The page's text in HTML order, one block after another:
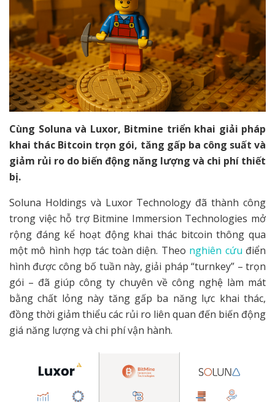
Cùng Soluna và Luxor, Bitmine triển khai giải pháp
khai thác Bitcoin trọn gói, tăng gấp ba công suất và
giảm rủi ro do biến động năng lượng và chi phí thiết
bị.
Soluna Holdings và Luxor Technology đã thành công
trong việc hỗ trợ Bitmine Immersion Technologies mở
rộng đáng kể hoạt động khai thác bitcoin thông qua
một mô hình hợp tác toàn diện. Theo nghiên cứu điển
hình được công bố tuần này, giải pháp “turnkey” – trọn
gói – đã giúp công ty chuyên về công nghệ làm mát
bằng chất lỏng này tăng gấp ba năng lực khai thác,
đồng thời giảm thiểu các rủi ro liên quan đến biến động
giá năng lượng và chi phí vận hành.